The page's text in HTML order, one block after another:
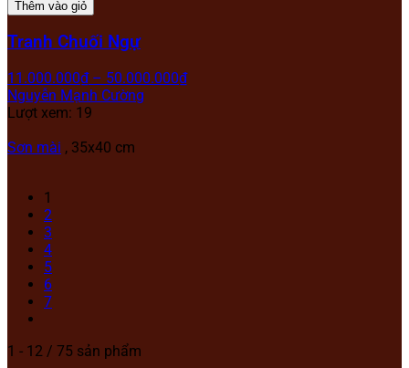
Thêm vào giỏ
Tranh Chuối Ngự
11.000.000₫ – 50.000.000₫
Nguyễn Mạnh Cường
Lượt xem: 19
Sơn mài , 35x40 cm
1
2
3
4
5
6
7
1 - 12 / 75 sản phẩm